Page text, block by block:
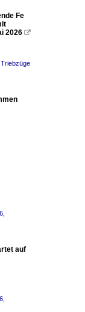
Fe
2026 
auf